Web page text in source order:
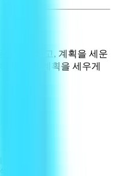
인지하고, 계획을 세운
아래의 계획을 세우게